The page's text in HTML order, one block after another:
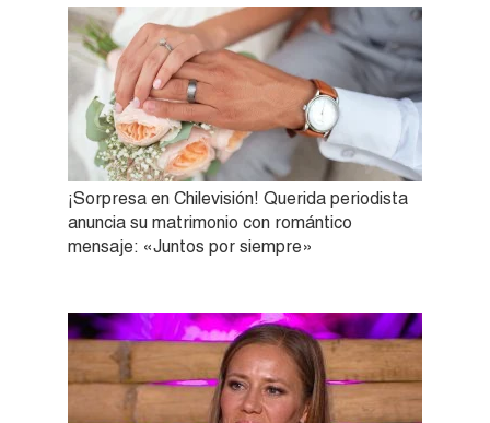
¡Sorpresa en Chilevisión! Querida periodista
anuncia su matrimonio con romántico
mensaje: «Juntos por siempre»